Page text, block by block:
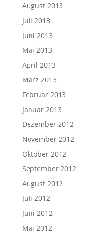
August 2013
Juli 2013
Juni 2013
Mai 2013
April 2013
März 2013
Februar 2013
Januar 2013
Dezember 2012
November 2012
Oktober 2012
September 2012
August 2012
Juli 2012
Juni 2012
Mai 2012